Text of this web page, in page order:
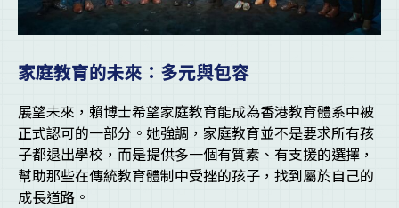
家庭教育的未來：多元與包容
展望未來，賴博士希望家庭教育能成為香港教育體系中被
正式認可的一部分。她強調，家庭教育並不是要求所有孩
子都退出學校，而是提供多一個有質素、有支援的選擇，
幫助那些在傳統教育體制中受挫的孩子，找到屬於自己的
成長道路。